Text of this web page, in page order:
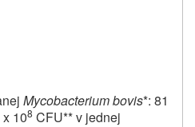
Mycobacterium bovis*: 81
108 CFU** v jednej